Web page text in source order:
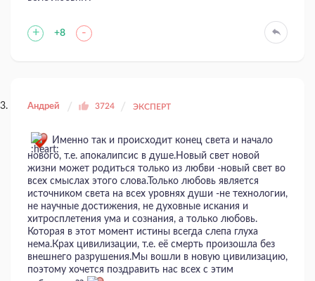
+ +8 -
Андрей 3724 ЭКСПЕРТ
Именно так и происходит конец света и начало
нового, т.е. апокалипсис в душе.Новый свет новой
жизни может родиться только из любви -новый свет во
всех смыслах этого слова.Только любовь является
источником света на всех уровнях души -не технологии,
не научные достижения, не духовные искания и
хитросплетения ума и сознания, а только любовь.
Которая в этот момент истины всегда слепа глуха
нема.Крах цивилизации, т.е. её смерть произошла без
внешнего разрушения.Мы вошли в новую цивилизацию,
поэтому хочется поздравить нас всех с этим